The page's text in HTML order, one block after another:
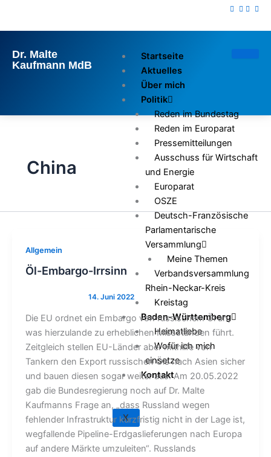
Dr. Malte
Kaufmann MdB
Startseite
Aktuelles
Über mich
Politik
Reden im Bundestag
Reden im Europarat
Pressemitteilungen
Ausschuss für Wirtschaft
und Energie
Europarat
OSZE
Deutsch-Französische
Parlamentarische
Versammlung
Meine Themen
Verbandsversammlung
Rhein-Neckar-Kreis
Kreistag
Baden-Württemberg
Heimatliebe
Wofür ich mich
einsetze
Kontakt
X
China
Allgemein
Öl-Embargo-Irrsinn
Die EU ordnet ein Embargo von russischem Öl an,
was hierzulande zu erheblichen Missständen führt.
Zeitgleich stellen EU-Länder aber mithilfe von
Tankern den Export russischen Öls nach Asien sicher
und bauen diesen sogar weiter aus: Am 20.05.2022
gab die Bundesregierung noch auf Dr. Malte
Kaufmanns Frage an, „dass Russland wegen
fehlender Infrastruktur kurzfristig nicht in der Lage ist,
wegfallende Pipeline-Erdgaslieferungen nach Europa
auf andere Märkte umzuleiten“. Russlands